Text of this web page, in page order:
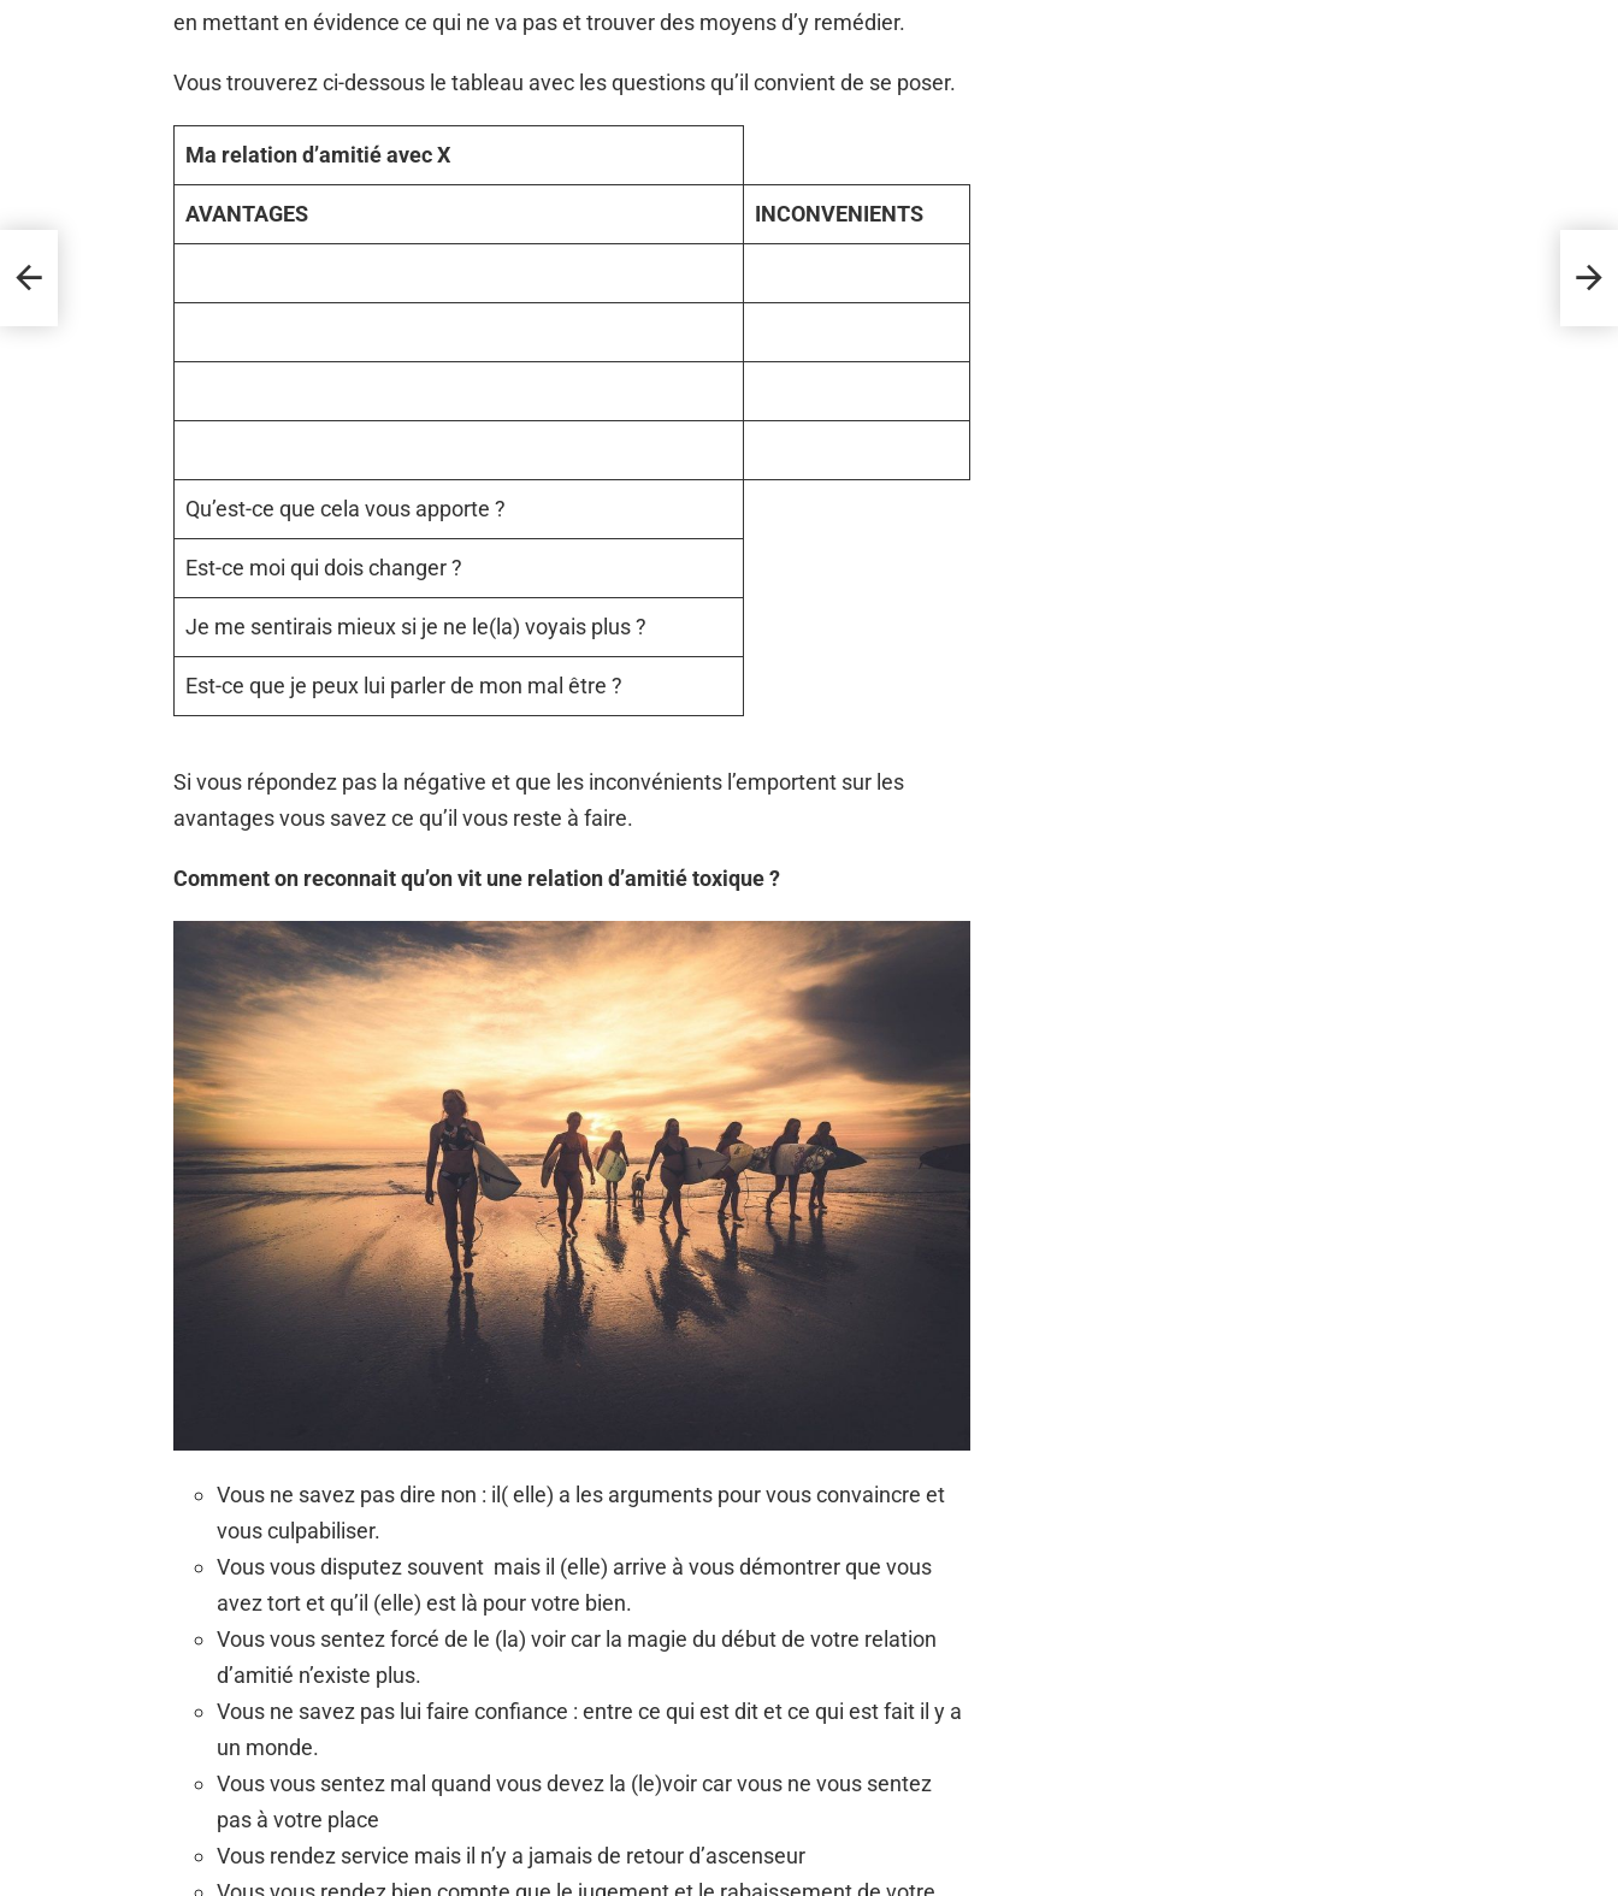
en mettant en évidence ce qui ne va pas et trouver des moyens d’y remédier.
Vous trouverez ci-dessous le tableau avec les questions qu’il convient de se poser.
Ma relation d’amitié avec X
AVANTAGES INCONVENIENTS
Qu’est-ce que cela vous apporte ?
Est-ce moi qui dois changer ?
Je me sentirais mieux si je ne le(la) voyais plus ?
Est-ce que je peux lui parler de mon mal être ?
Si vous répondez pas la négative et que les inconvénients l’emportent sur les
avantages vous savez ce qu’il vous reste à faire.
Comment on reconnait qu’on vit une relation d’amitié toxique ?
Vous ne savez pas dire non : il( elle) a les arguments pour vous convaincre et
vous culpabiliser.
Vous vous disputez souvent mais il (elle) arrive à vous démontrer que vous
avez tort et qu’il (elle) est là pour votre bien.
Vous vous sentez forcé de le (la) voir car la magie du début de votre relation
d’amitié n’existe plus.
Vous ne savez pas lui faire confiance : entre ce qui est dit et ce qui est fait il y a
un monde.
Vous vous sentez mal quand vous devez la (le)voir car vous ne vous sentez
pas à votre place
Vous rendez service mais il n’y a jamais de retour d’ascenseur
» :